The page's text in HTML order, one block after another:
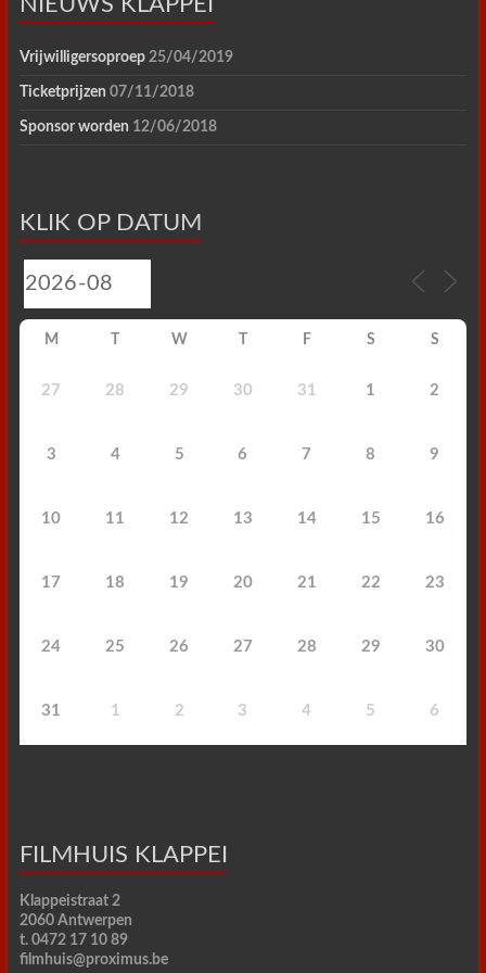
Vrijwilligersoproep 25/04/2019
Ticketprijzen 07/11/2018
Sponsor worden 12/06/2018
KLIK OP DATUM
M W F S S
27 28 29 30 31 1 2
3 4 5 6 7 8 9
10 11 12 13 14 15 16
17 18 19 20 21 22 23
24 25 26 27 28 29 30
31 1 2 3 4 5 6
FILMHUIS KLAPPEI
Klappeistraat 2
2060 Antwerpen
t. 0472 17 10 89
filmhuis@proximus.be